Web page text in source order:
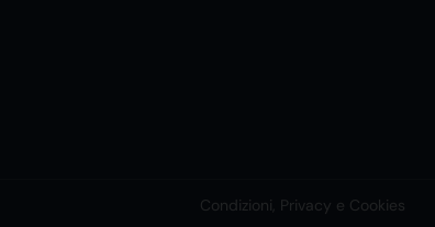
Condizioni, Privacy e Cookies